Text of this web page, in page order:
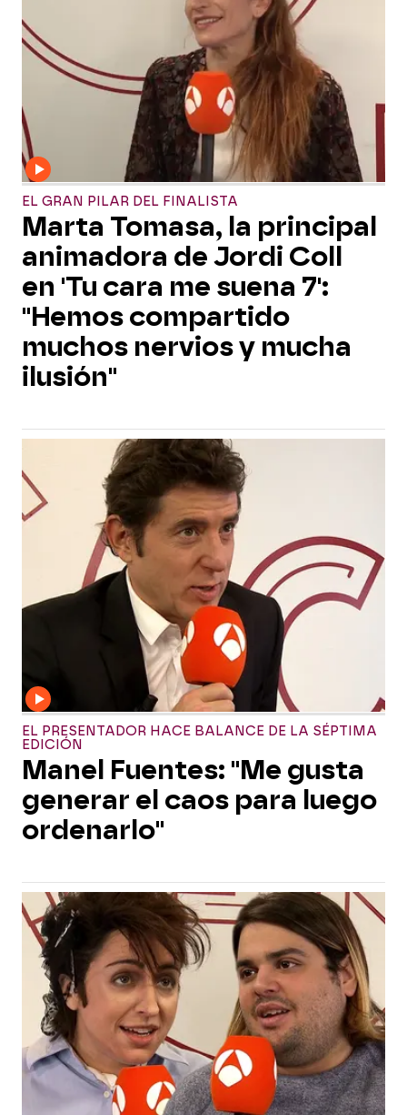
EL GRAN PILAR DEL FINALISTA
Marta Tomasa, la principal
animadora de Jordi Coll
en 'Tu cara me suena 7':
"Hemos compartido
muchos nervios y mucha
ilusión"
EL PRESENTADOR HACE BALANCE DE LA SÉPTIMA
EDICIÓN
Manel Fuentes: "Me gusta
generar el caos para luego
ordenarlo"